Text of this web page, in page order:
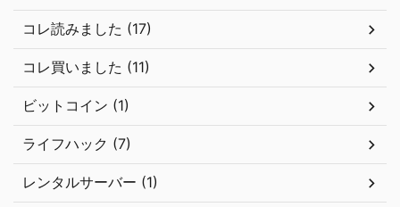
コレ読みました (17)
コレ買いました (11)
ビットコイン (1)
ライフハック (7)
レンタルサーバー (1)